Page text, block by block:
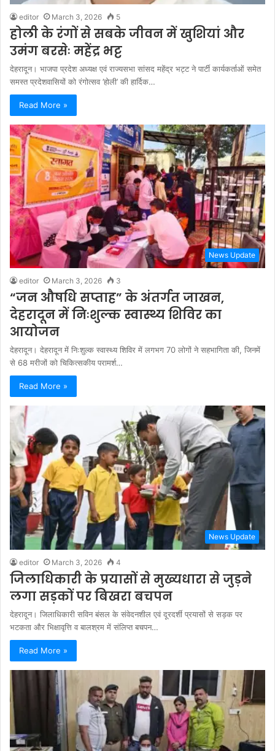
editor March 3, 2026 5
होली के रंगों से सबके जीवन में खुशियां और
उमंग बरसेः महेंद्र भट्ट
देहरादून। भाजपा प्रदेश अध्यक्ष एवं राज्यसभा सांसद महेंद्र भट्ट ने पार्टी कार्यकर्ताओं समेत
समस्त प्रदेशवासियों को रंगोत्सव ’होली’ की हार्दिक…
Read More »
News Update
editor March 3, 2026 3
“जन औषधि सप्ताह” के अंतर्गत जाखन,
देहरादून में निःशुल्क स्वास्थ्य शिविर का
आयोजन
देहरादून। देहरादून में निःशुल्क स्वास्थ्य शिविर में लगभग 70 लोगों ने सहभागिता की, जिनमें
से 68 मरीजों को चिकित्सकीय परामर्श…
Read More »
News Update
editor March 3, 2026 4
जिलाधिकारी के प्रयासों से मुख्यधारा से जुड़ने
लगा सड़कों पर बिखरा बचपन
देहरादून। जिलाधिकारी सविन बंसल के संवेदनशील एवं दूरदर्शी प्रयासों से सड़क पर
भटकता और भिक्षावृत्ति व बालश्रम में संलिप्त बचपन…
Read More »